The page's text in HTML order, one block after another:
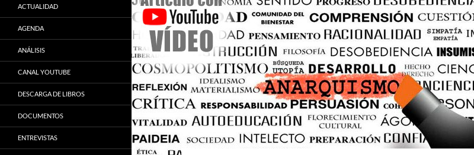
ACTUALIDAD
AGENDA
ANÁLISIS
CANAL YOUTUBE
DESCARGA DE LIBROS
DOCUMENTOS
ENTREVISTAS